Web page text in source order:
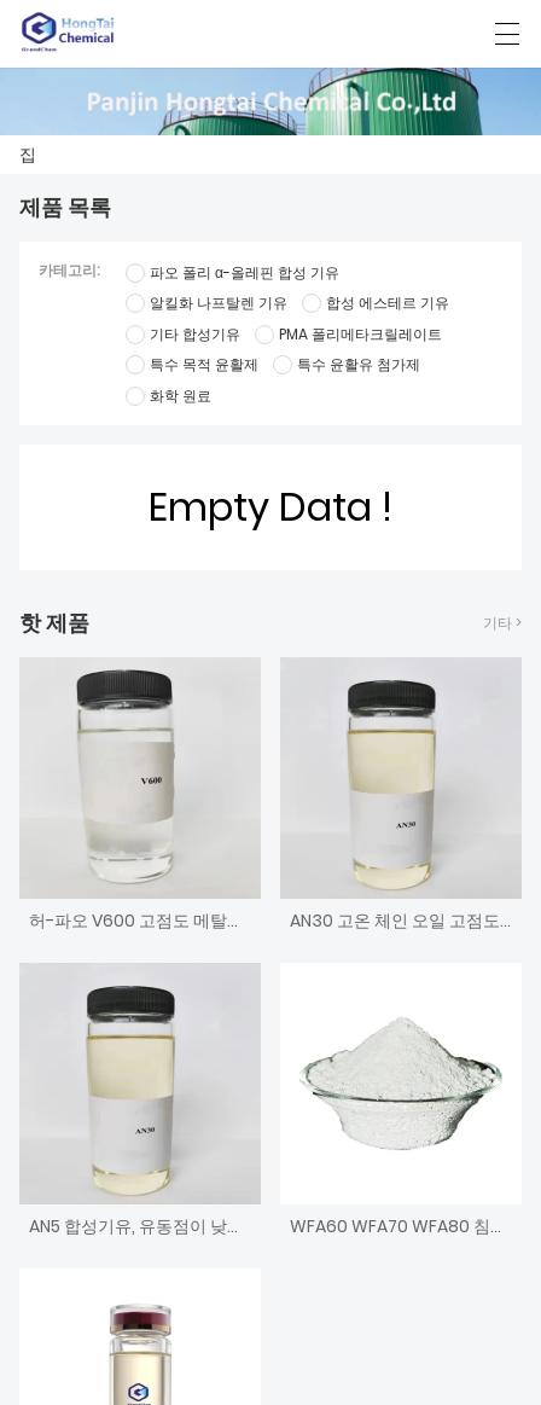
제품
العربية 中文 English 日本語 한국어
집
제품 목록
카테고리:
파오 폴리 α-올레핀 합성 기유
알킬화 나프탈렌 기유
합성 에스테르 기유
기타 합성기유
PMA 폴리메타크릴레이트
특수 목적 윤활제
특수 윤활유 첨가제
화학 원료
Empty Data !
핫 제품 기타 >
허-파오 V600 고점도 메탈로센 폴리 알파 올레핀 엔진 베이스 오일 AN30 고온 체인 오일 고점도 알킬화 나프탈렌
AN5 합성기유, 유동점이 낮은 알킬화 나프탈렌 WFA60 WFA70 WFA80 침상 규회석 분말